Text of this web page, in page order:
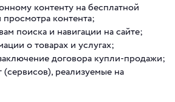
контенту на бесплатной
контента;
поиска и навигации на сайте;
о товарах и услугах;
договора купли-продажи;
реализуемые на